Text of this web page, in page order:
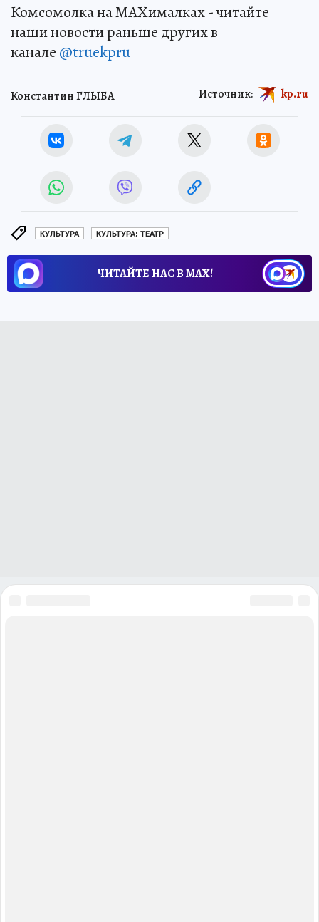
Комсомолка на MAXималках - читайте
наши новости раньше других в
канале @truekpru
Константин ГЛЫБА Источник: kp.ru
КУЛЬТУРА КУЛЬТУРА: ТЕАТР
ЧИТАЙТЕ НАС В МАХ!